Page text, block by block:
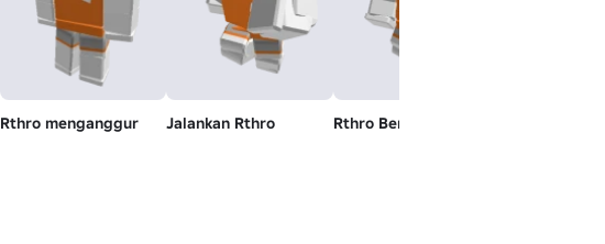
Rthro menganggur Jalankan Rthro Rthro Berjalan